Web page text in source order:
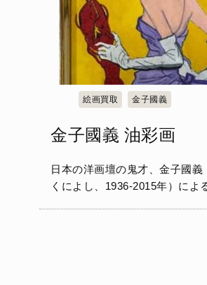
絵画買取 金子國義
金子國義 油彩画
日本の洋画壇の鬼才、金子國義
くによし、1936-2015年）によ